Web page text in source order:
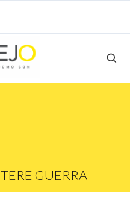
TERE GUERRA